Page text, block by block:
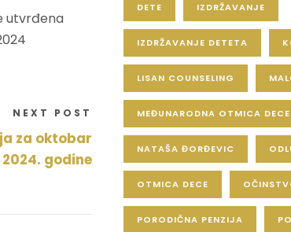
utvrđena
NEXT POST
za oktobar
2024. godine
DETE IZDRŽAVANJE
IZDRŽAVANJE DETETA
LISAN COUNSELING
MEĐUNARODNA OTMICA DECE
NATAŠA ĐORĐEVIC
OTMICA DECE
PORODIČNA PENZIJA